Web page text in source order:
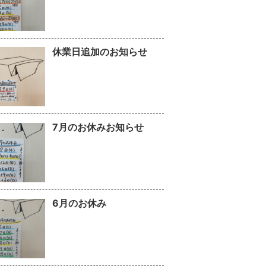
休業日追加のお知らせ
7月のお休みお知らせ
6月のお休み